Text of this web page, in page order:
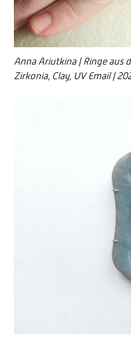
Anna Ariutkina | Ringe aus
Zirkonia, Clay, UV Email |